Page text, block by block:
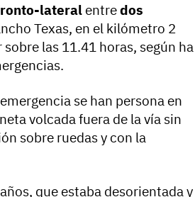
lateral entredos
Texas, en el kilómetro 2
las 11.41 horas, según ha
se han persona en
volcada fuera de la vía sin
sobre ruedas y con la
que estaba desorientada y